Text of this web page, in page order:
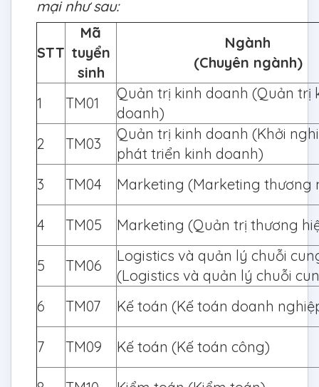
mại như sau:
STT
Mã
tuyển
sinh
Ngành
(Chuyên ngành)
1 TM01
Quản trị kinh doanh (Quản trị
doanh)
2
TM03
Quản trị kinh doanh (Khởi
phát triển kinh doanh)
3
TM04 Marketing (Marketing thương
4 TM05 Marketing (Quản trị thương
5 TM06
Logistics và quản lý chuỗi
(Logistics và quản lý chuỗi
6
TM07 Kế toán (Kế toán doanh
7 TM09 Kế toán (Kế toán công)